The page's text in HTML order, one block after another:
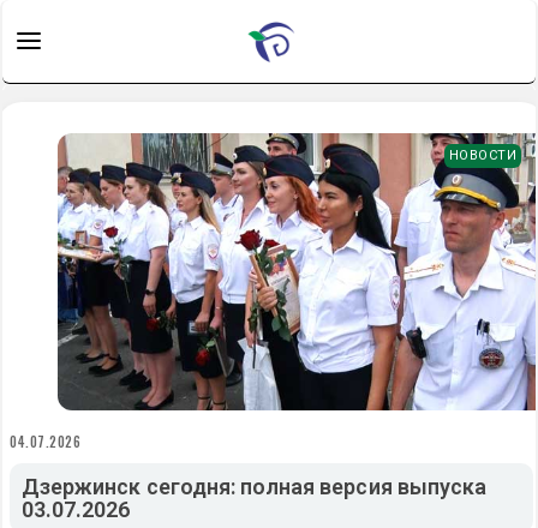
НОВОСТИ
04.07.2026
Дзержинск сегодня: полная версия выпуска
03.07.2026